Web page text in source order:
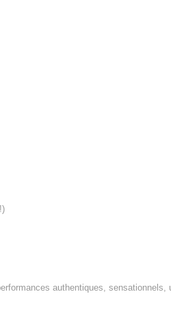
authentiques, sensationnels,